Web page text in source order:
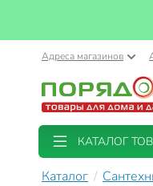
Адреса магазинов
КАТАЛОГ
Каталог